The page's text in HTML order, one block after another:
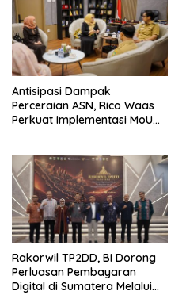
Antisipasi Dampak
Perceraian ASN, Rico Waas
Perkuat Implementasi MoU
Rakorwil TP2DD, BI Dorong
Perluasan Pembayaran
Digital di Sumatera Melalui